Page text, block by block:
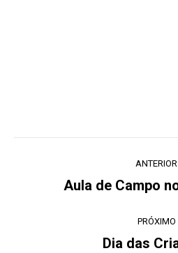
ANTERIOR
Post
Aula de Campo
PRÓXIMO
Dia das